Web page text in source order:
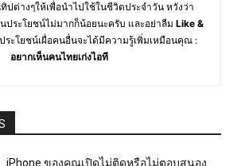
ปต่างๆให้เพื่อนำไปใช้ในชีวิตประจำวัน หวังว่า
ประโยชน์ไม่มากก็น้อยนะครับ และอย่าลืม Like &
ะโยชน์เผื่อคนอื่นจะได้มีความรู้เพิ่มเหมือนคุณ :
อยากเห็นคนไทยเก่งไอที
iPhone ของคุณเปิดไม่ติดหรือไม่ตอบสนอง